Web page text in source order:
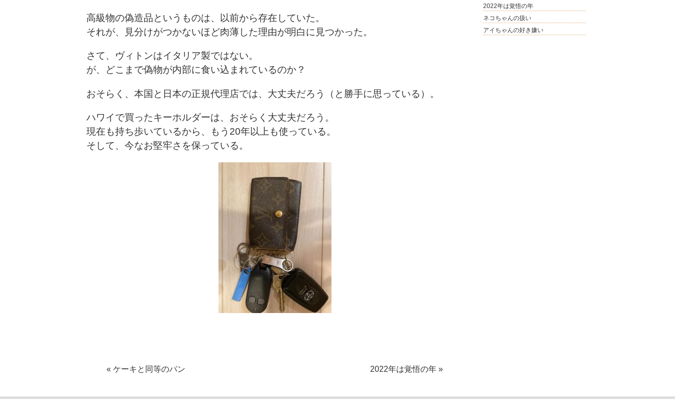
高級物の偽造品というものは、以前から存在していた。
それが、見分けがつかないほど肉薄した理由が明白に見つかった。
さて、ヴィトンはイタリア製ではない。
が、どこまで偽物が内部に食い込まれているのか？
おそらく、本国と日本の正規代理店では、大丈夫だろう（と勝手に思っている）。
ハワイで買ったキーホルダーは、おそらく大丈夫だろう。
現在も持ち歩いているから、もう20年以上も使っている。
そして、今なお堅牢さを保っている。
« ケーキと同等のパン 2022年は覚悟の年 »
2022年は覚悟の年
ネコちゃんの扱い
アイちゃんの好き嫌い